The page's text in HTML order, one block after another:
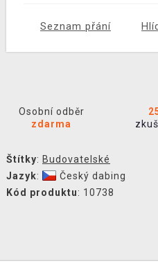
Seznam přání
Osobní odběr
zdarma
Štítky: Budovatelské
Jazyk:
Český dabing
Kód produktu: 10738